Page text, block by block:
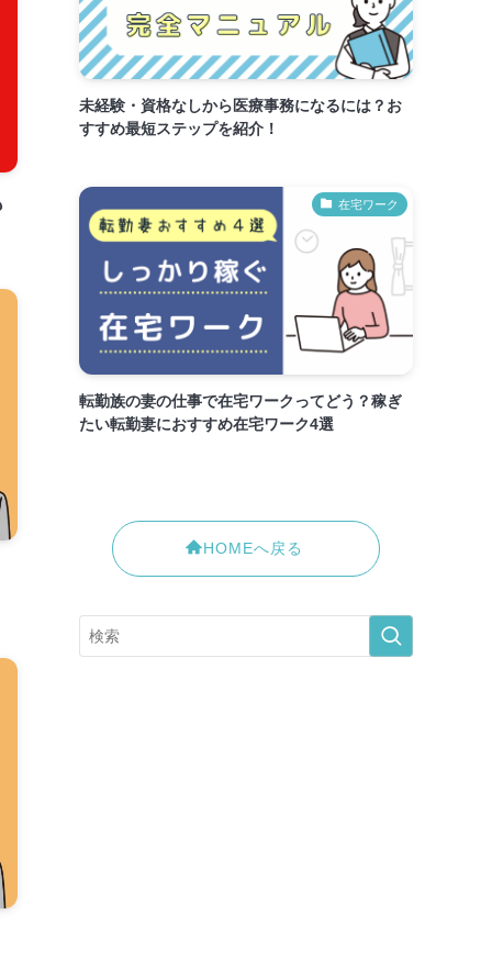
未経験・資格なしから医療事務になるには？お
すすめ最短ステップを紹介！
在宅ワーク
転勤族の妻の仕事で在宅ワークってどう？稼ぎ
たい転勤妻におすすめ在宅ワーク4選
HOMEへ戻る